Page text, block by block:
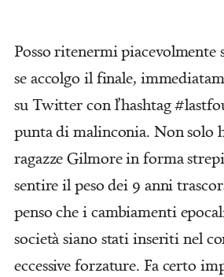
Posso ritenermi piacevolmente
se accolgo il finale,
su Twitter con l’hashtag
punta di malinconia. Non solo
ragazze Gilmore in forma
sentire il peso dei 9 anni
penso che i cambiamenti
società siano stati inseriti nel
eccessive forzature. Fa certo